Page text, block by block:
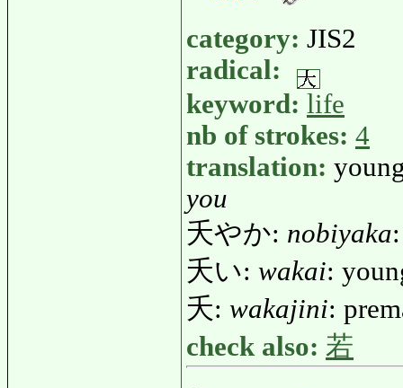
category: JIS2
radical:
keyword: life
nb of strokes: 4
translation:
you
夭やか: nobiyaka
夭い: wakai:
夭: wakajini:
check also: 若